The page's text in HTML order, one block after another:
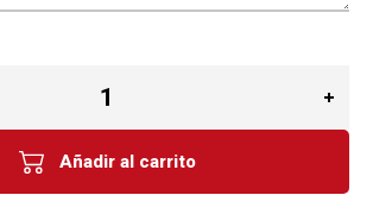
Añadir al carrito